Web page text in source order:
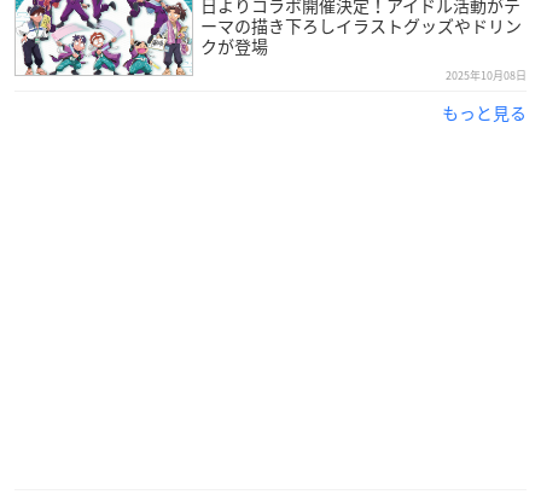
ーマの描き下ろしイラストグッズやドリン
クが登場
2025年10月08日
もっと見る